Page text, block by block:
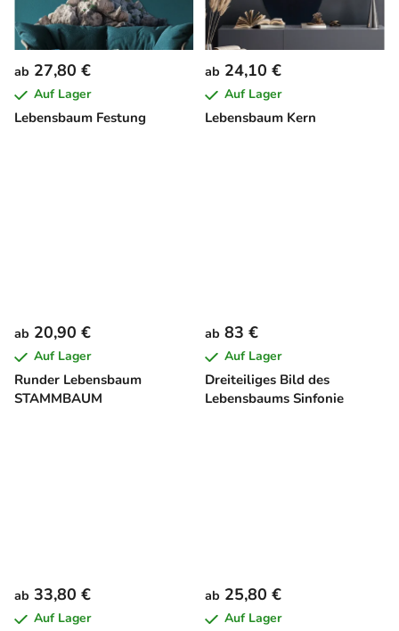
Lebensbaum Festung
ab 27,80 €
Auf Lager
Lebensbaum Kern
ab 24,10 €
Auf Lager
Runder Lebensbaum
STAMMBAUM
ab 20,90 €
Auf Lager
Dreiteiliges Bild des
Lebensbaums Sinfonie
ab 83 €
Auf Lager
ab 33,80 €
Auf Lager
ab 25,80 €
Auf Lager